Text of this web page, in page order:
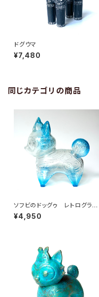
ドグウマ
¥7,480
同じカテゴリの商品
ソフビのドッグゥ レトログラス
青
¥4,950